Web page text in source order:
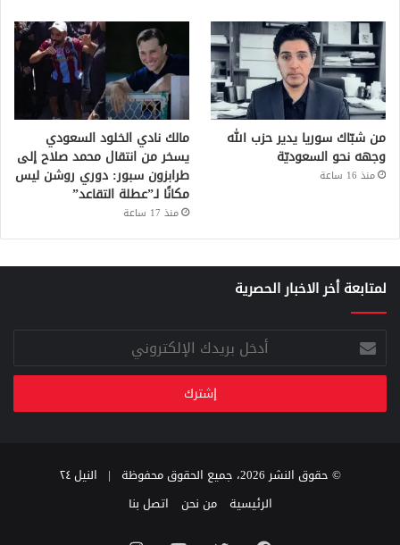
من شبّاك سوريا يدير حزب الله
وجهه نحو السعوديّة
منذ 16 ساعة
مالك نادي الخلود السعودي
يسخر من انتقال محمد صلاح إلى
طرابزون سبور: دوري روشن ليس
مكانًا لـ”عطلة التقاعد”
منذ 17 ساعة
لمتابعة أخر الاخبار الحصرية
أدخل
بريدك
الإلكتروني
© حقوق النشر 2026، جميع الحقوق محفوظة |
النيل ٢٤
الرئيسية
من نحن اتصل بنا